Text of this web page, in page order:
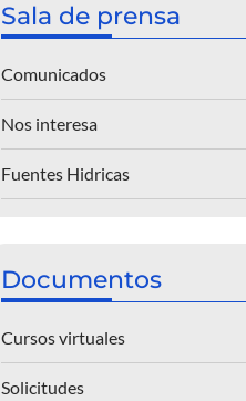
Sala de prensa
Comunicados
Nos interesa
Fuentes Hidricas
Documentos
Cursos virtuales
Solicitudes